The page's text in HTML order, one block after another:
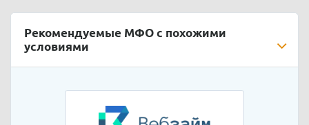
Рекомендуемые МФО с похожими
условиями